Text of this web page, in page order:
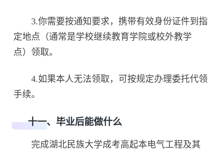
3.你需要按通知要求，携带有效身份证件到指
定地点（通常是学校继续教育学院或校外教学
点）领取。
4.如果本人无法领取，可按规定办理委托代领
手续。
十一、毕业后能做什么
完成湖北民族大学成考高起本电气工程及其